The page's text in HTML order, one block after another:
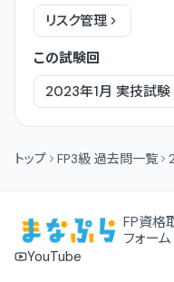
リスク管理
この試験回
2023年1月 実技試験
トップ FP3級 過去問一覧
FP資格
フォーム
YouTube